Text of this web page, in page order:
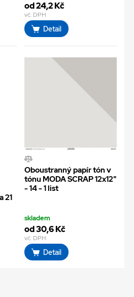
od 24,2 Kč
vč. DPH
Detail
21
Oboustranný papír tón v
tónu MODA SCRAP 12x12"
- 14 - 1 list
skladem
od 30,6 Kč
vč. DPH
Detail